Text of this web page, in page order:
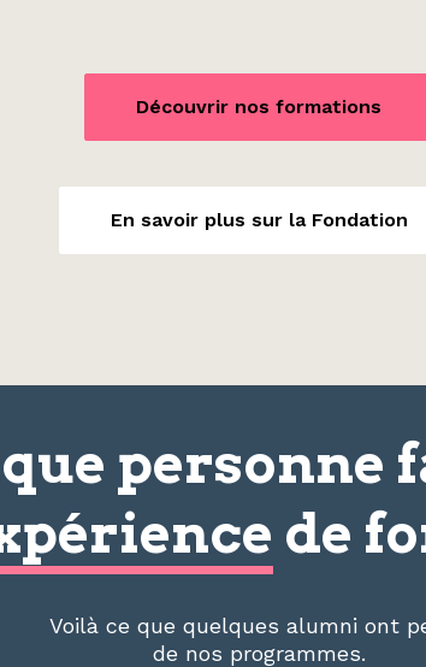
Découvrir nos formations
En savoir plus sur la Fondation
personne
de
Voilà ce que quelques alumni ont
de nos programmes.